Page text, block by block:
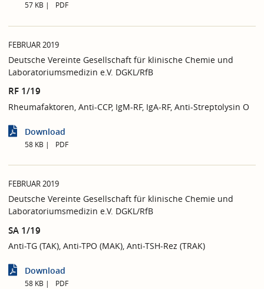
57 KB PDF
FEBRUAR 2019
Deutsche Vereinte Gesellschaft für klinische Chemie und
Laboratoriumsmedizin e.V. DGKL/RfB
RF 1/19
Rheumafaktoren, Anti-CCP, IgM-RF, IgA-RF, Anti-Streptolysin O
Download
58 KB PDF
FEBRUAR 2019
Deutsche Vereinte Gesellschaft für klinische Chemie und
Laboratoriumsmedizin e.V. DGKL/RfB
SA 1/19
Anti-TG (TAK), Anti-TPO (MAK), Anti-TSH-Rez (TRAK)
Download
58 KB PDF